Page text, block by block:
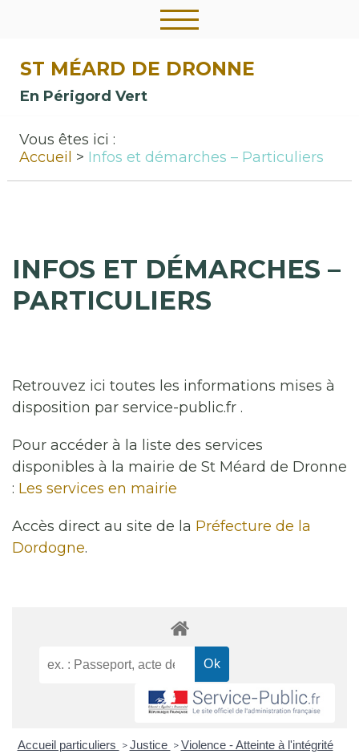
ST MÉARD DE DRONNE
En Périgord Vert
Vous êtes ici :
Accueil
Infos et démarches – Particuliers
INFOS ET DÉMARCHES –
PARTICULIERS
Retrouvez ici toutes les informations mises à
disposition par service-public.fr .
Pour accéder à la liste des services
disponibles à la mairie de St Méard de Dronne
: Les services en mairie
Accès direct au site de la Préfecture de la
Dordogne.
Accueil particuliers > Justice > Violence - Atteinte à l'intégrité